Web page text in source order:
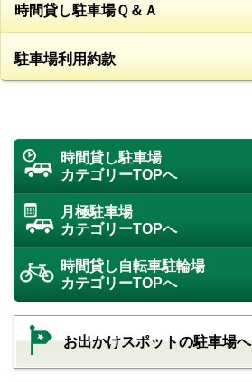
時間貸し駐車場Ｑ＆Ａ
駐車場利用約款
時間貸し駐車場
カテゴリーTOPへ
月極駐車場
カテゴリーTOPへ
時間貸し自転車駐輪場
カテゴリーTOPへ
お出かけスポットの駐車場へ